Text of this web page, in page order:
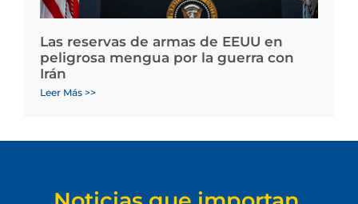
Las reservas de armas de EEUU en
peligrosa mengua por la guerra con
Irán
Leer Más >>